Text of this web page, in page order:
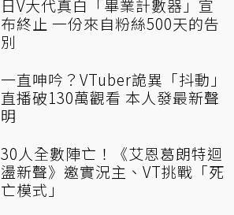
日V大代真白「畢業計數器」宣
布終止 一份來自粉絲500天的告
別
一直呻吟？VTuber詭異「抖動」
直播破130萬觀看 本人發最新聲
明
30人全數陣亡！《艾恩葛朗特迴
盪新聲》邀實況主、VT挑戰「死
亡模式」